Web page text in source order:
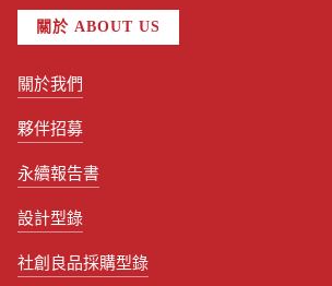
關於 ABOUT US
關於我們
夥伴招募
永續報告書
設計型錄
社創良品採購型錄